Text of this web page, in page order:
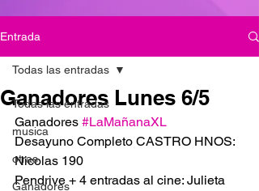
Entrada
Todas las entradas
musica
otras
Ganadores
Todas las entradas
Ganadores Lunes 6/5
Ganadores #LaMañanaXL
Desayuno Completo CASTRO HNOS:
Nicolas 190
Pendrive + 4 entradas al cine: Julieta